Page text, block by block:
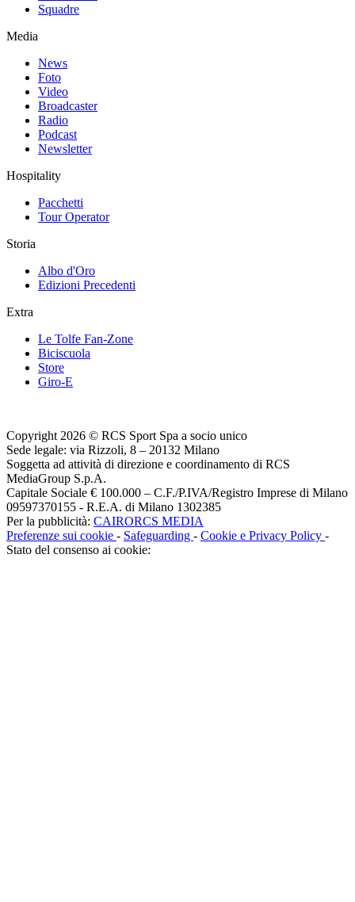
Squadre
Media
News
Foto
Video
Broadcaster
Radio
Podcast
Newsletter
Hospitality
Pacchetti
Tour Operator
Storia
Albo d'Oro
Edizioni Precedenti
Extra
Le Tolfe Fan-Zone
Biciscuola
Store
Giro-E
Copyright 2026 © RCS Sport Spa a socio unico
Sede legale: via Rizzoli, 8 – 20132 Milano
Soggetta ad attività di direzione e coordinamento di RCS
MediaGroup S.p.A.
Capitale Sociale € 100.000 – C.F./P.IVA/Registro Imprese di Milano
09597370155 - R.E.A. di Milano 1302385
Per la pubblicità: CAIRORCS MEDIA
Preferenze sui cookie - Safeguarding - Cookie e Privacy Policy -
Stato del consenso ai cookie: